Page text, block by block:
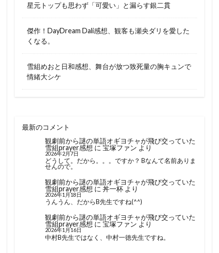
星元トップも思わず「可愛い」と漏らす銀二貫
傑作！DayDream Dali感想、観客も瀬央ダリを愛した
くなる。
雪組めおと日和感想、舞台が放つ致死量の胸キュンで
情緒大シケ
最新のコメント
観劇前から謎の単語オギヨチャが飛び交っていた
雪組prayer感想 に 宝塚ファン より
2026年2月7日
どうして。だから。。。ですか？ Bなんて名前ありま
せんので。
観劇前から謎の単語オギヨチャが飛び交っていた
雪組prayer感想 に 丼一杯より
2026年1月18日
うんうん、だからB先生ですね(^^)
観劇前から謎の単語オギヨチャが飛び交っていた
雪組prayer感想 に 宝塚ファン より
2026年1月16日
中村B先生ではなく、中村一徳先生ですね。